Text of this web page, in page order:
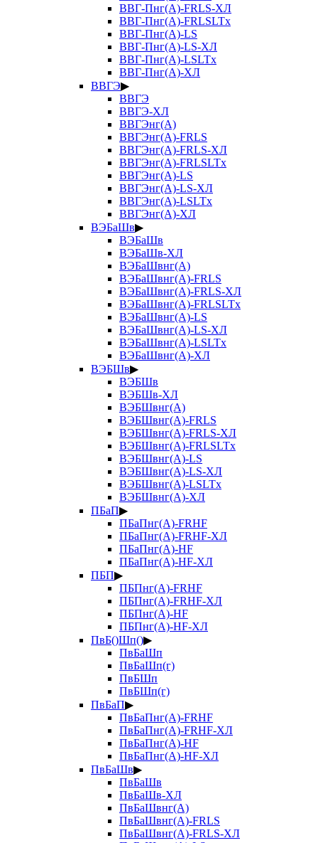
ВВГ-Пнг(А)-FRLS-ХЛ
ВВГ-Пнг(А)-FRLSLTx
ВВГ-Пнг(А)-LS
ВВГ-Пнг(А)-LS-ХЛ
ВВГ-Пнг(А)-LSLTx
ВВГ-Пнг(А)-ХЛ
ВВГЭ▶
ВВГЭ
ВВГЭ-ХЛ
ВВГЭнг(А)
ВВГЭнг(А)-FRLS
ВВГЭнг(А)-FRLS-ХЛ
ВВГЭнг(А)-FRLSLTx
ВВГЭнг(А)-LS
ВВГЭнг(А)-LS-ХЛ
ВВГЭнг(А)-LSLTx
ВВГЭнг(А)-ХЛ
ВЭБаШв▶
ВЭБаШв
ВЭБаШв-ХЛ
ВЭБаШвнг(А)
ВЭБаШвнг(А)-FRLS
ВЭБаШвнг(А)-FRLS-ХЛ
ВЭБаШвнг(А)-FRLSLTx
ВЭБаШвнг(А)-LS
ВЭБаШвнг(А)-LS-ХЛ
ВЭБаШвнг(А)-LSLTx
ВЭБаШвнг(А)-ХЛ
ВЭБШв▶
ВЭБШв
ВЭБШв-ХЛ
ВЭБШвнг(А)
ВЭБШвнг(А)-FRLS
ВЭБШвнг(А)-FRLS-ХЛ
ВЭБШвнг(А)-FRLSLTx
ВЭБШвнг(А)-LS
ВЭБШвнг(А)-LS-ХЛ
ВЭБШвнг(А)-LSLTx
ВЭБШвнг(А)-ХЛ
ПБаП▶
ПБаПнг(А)-FRHF
ПБаПнг(А)-FRHF-ХЛ
ПБаПнг(А)-HF
ПБаПнг(А)-HF-ХЛ
ПБП▶
ПБПнг(А)-FRHF
ПБПнг(А)-FRHF-ХЛ
ПБПнг(А)-HF
ПБПнг(А)-HF-ХЛ
ПвБ()Шп()▶
ПвБаШп
ПвБаШп(г)
ПвБШп
ПвБШп(г)
ПвБаП▶
ПвБаПнг(А)-FRHF
ПвБаПнг(А)-FRHF-ХЛ
ПвБаПнг(А)-HF
ПвБаПнг(А)-HF-ХЛ
ПвБаШв▶
ПвБаШв
ПвБаШв-ХЛ
ПвБаШвнг(А)
ПвБаШвнг(А)-FRLS
ПвБаШвнг(А)-FRLS-ХЛ